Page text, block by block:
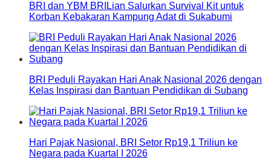
BRI dan YBM BRILian Salurkan Survival Kit untuk
Korban Kebakaran Kampung Adat di Sukabumi
BRI Peduli Rayakan Hari Anak Nasional 2026 dengan
Kelas Inspirasi dan Bantuan Pendidikan di Subang
Hari Pajak Nasional, BRI Setor Rp19,1 Triliun ke
Negara pada Kuartal I 2026